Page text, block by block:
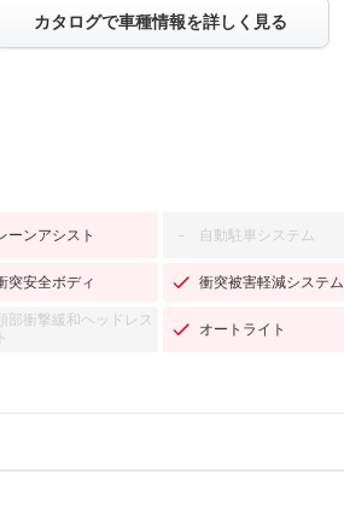
カタログで車種情報を詳しく見る
ーンアシスト － 自動駐車システム
突安全ボディ 衝突被害軽減システム
部衝撃緩和ヘッドレス
ト
オートライト